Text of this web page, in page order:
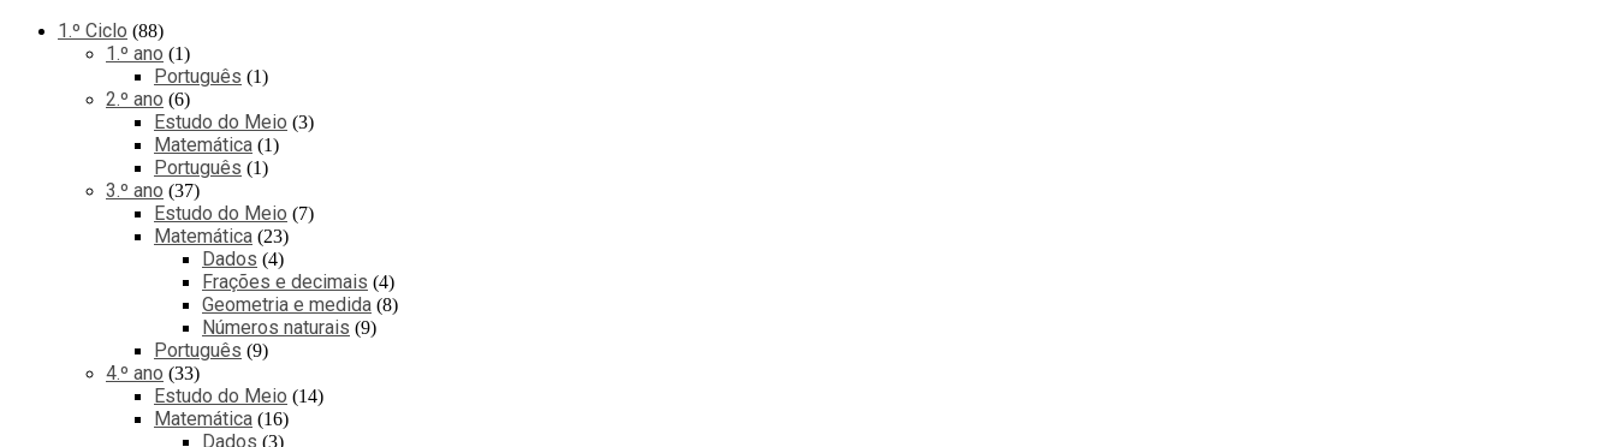
1.º Ciclo 88
1.º ano 1
Português 1
2.º ano 6
Estudo do Meio 3
Matemática 1
Português 1
3.º ano 37
Estudo do Meio 7
Matemática 23
Dados 4
Frações e decimais 4
Geometria e medida 8
Números naturais 9
Português 9
4.º ano 33
Estudo do Meio 14
Matemática 16
Dados 3